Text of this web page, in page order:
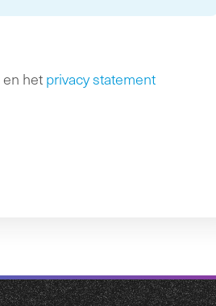
en het privacy statement